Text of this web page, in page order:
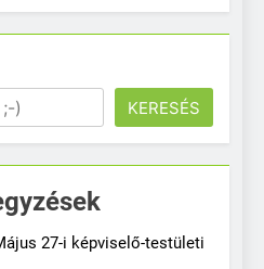
KERESÉS
27-i képviselő-testületi